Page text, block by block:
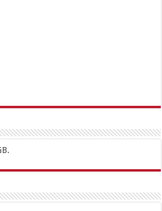
SupertotobetTipobetMatadorbetMariobet